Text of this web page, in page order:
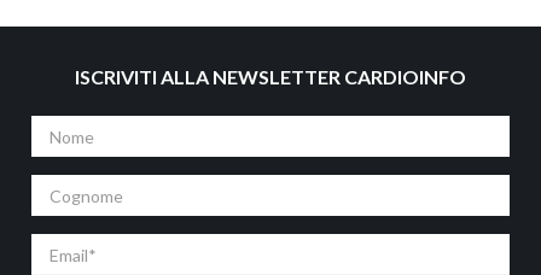
ISCRIVITI ALLA NEWSLETTER CARDIOINFO